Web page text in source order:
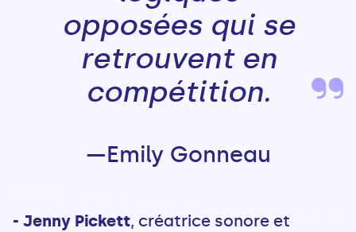
opposées qui se
retrouvent en
compétition.
—Emily Gonneau
- Jenny Pickett, créatrice sonore et